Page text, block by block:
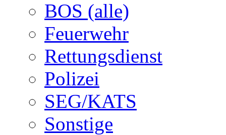
BOS (alle)
Feuerwehr
Rettungsdienst
Polizei
SEG/KATS
Sonstige